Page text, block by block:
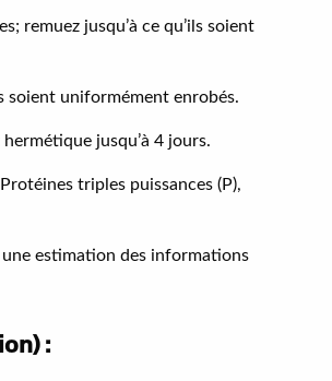
remuez jusqu’à ce qu’ils soient
soient uniformément enrobés.
jusqu’à 4 jours.
triples puissances (P),
estimation des informations
: